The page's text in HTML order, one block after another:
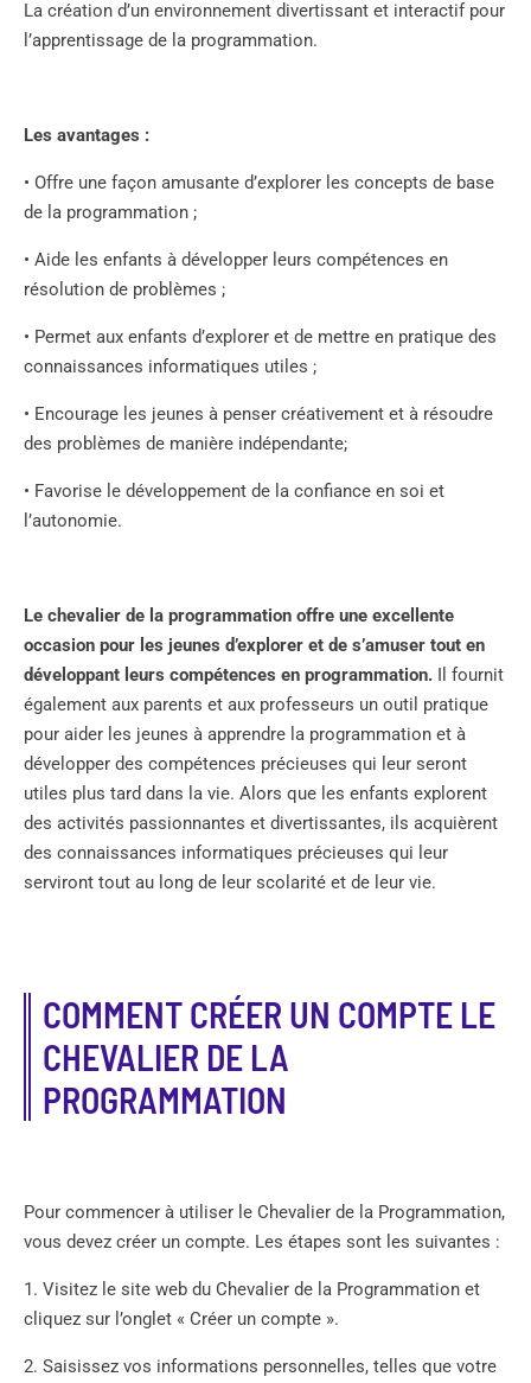
La création d’un environnement divertissant et interactif pour
l’apprentissage de la programmation.
Les avantages :
• Offre une façon amusante d’explorer les concepts de base
de la programmation ;
• Aide les enfants à développer leurs compétences en
résolution de problèmes ;
• Permet aux enfants d’explorer et de mettre en pratique des
connaissances informatiques utiles ;
• Encourage les jeunes à penser créativement et à résoudre
des problèmes de manière indépendante;
• Favorise le développement de la confiance en soi et
l’autonomie.
Le chevalier de la programmation offre une excellente
occasion pour les jeunes d’explorer et de s’amuser tout en
développant leurs compétences en programmation. Il fournit
également aux parents et aux professeurs un outil pratique
pour aider les jeunes à apprendre la programmation et à
développer des compétences précieuses qui leur seront
utiles plus tard dans la vie. Alors que les enfants explorent
des activités passionnantes et divertissantes, ils acquièrent
des connaissances informatiques précieuses qui leur
serviront tout au long de leur scolarité et de leur vie.
COMMENT CRÉER UN COMPTE LE
CHEVALIER DE LA
PROGRAMMATION
Pour commencer à utiliser le Chevalier de la Programmation,
vous devez créer un compte. Les étapes sont les suivantes :
1. Visitez le site web du Chevalier de la Programmation et
cliquez sur l’onglet « Créer un compte ».
2. Saisissez vos informations personnelles, telles que votre